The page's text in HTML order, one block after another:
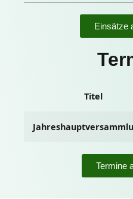
Einsätze
Titel
Termine